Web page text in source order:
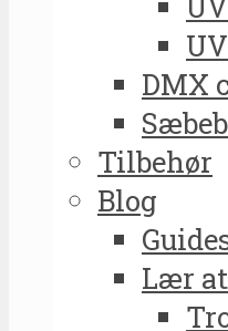
DMX
Tilbehør
Blog
Lær